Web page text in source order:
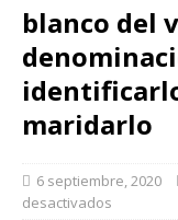
blanco del
maridarlo
6 septiembre, 2020
desactivados